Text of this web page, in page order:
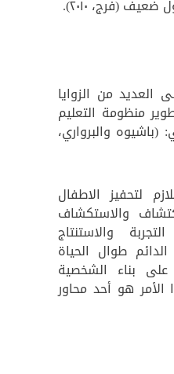
(فرج، ٢٠١٠).
العديد من الزوايا
منظومة التعليم
والبرواري،
لتحفيز الاطفال
والاستكشاف
والاستنتاج
طوال الحياة
بناء الشخصية
الأمر هو أحد محاور